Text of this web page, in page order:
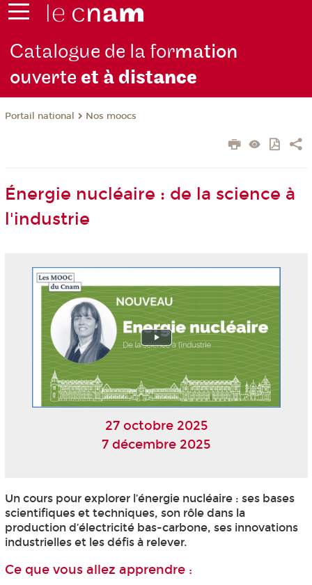
Catalogue de la formation
ouverteet à distance
Portail national Nos moocs
Énergie nucléaire : de la science à
l'industrie
27 octobre 2025
7 décembre 2025
Un cours pour explorer l’énergie nucléaire : ses bases
scientifiques et techniques, son rôle dans la
production d’électricité bas-carbone, ses innovations
industrielles et les défis à relever.
Ce que vous allez apprendre :